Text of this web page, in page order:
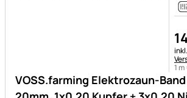
VOSS.farming Elektrozaun-
1 m